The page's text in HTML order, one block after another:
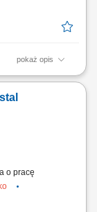
pokaż opis
mat
w
o pracę